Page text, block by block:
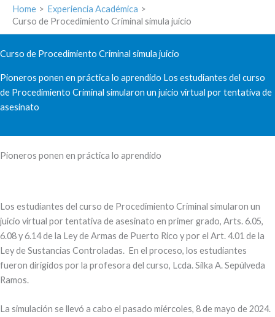
Home
Experiencia Académica
Curso de Procedimiento Criminal simula juicio
Curso de Procedimiento Criminal simula juicio
Pioneros ponen en práctica lo aprendido Los estudiantes del curso
de Procedimiento Criminal simularon un juicio virtual por tentativa de
asesinato
Pioneros ponen en práctica lo aprendido
Los estudiantes del curso de Procedimiento Criminal simularon un
juicio virtual por tentativa de asesinato en primer grado, Arts. 6.05,
6.08 y 6.14 de la Ley de Armas de Puerto Rico y por el Art. 4.01 de la
Ley de Sustancias Controladas. En el proceso, los estudiantes
fueron dirigidos por la profesora del curso, Lcda. Silka A. Sepúlveda
Ramos.
La simulación se llevó a cabo el pasado miércoles, 8 de mayo de 2024.